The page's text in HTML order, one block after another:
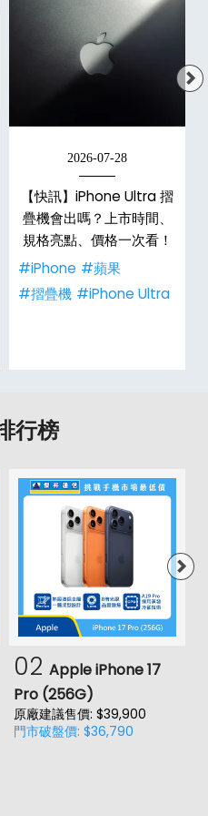
2026-07-28
【快訊】iPhone Ultra 摺
疊機會出嗎？上市時間、
規格亮點、價格一次看！
#iPhone #蘋果
#摺疊機 #iPhone Ultra
行榜
02 Apple iPhone 17
Pro (256G)
原廠建議售價: $39,900
門市破盤價: $36,790